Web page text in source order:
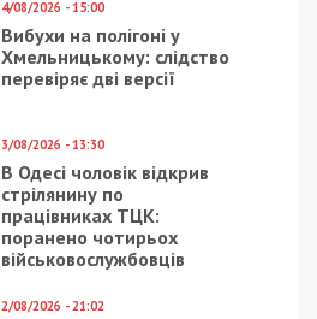
4/08/2026 - 15:00
Вибухи на полігоні у
Хмельницькому: слідство
перевіряє дві версії
3/08/2026 - 13:30
В Одесі чоловік відкрив
стрілянину по
працівниках ТЦК:
поранено чотирьох
військовослужбовців
2/08/2026 - 21:02